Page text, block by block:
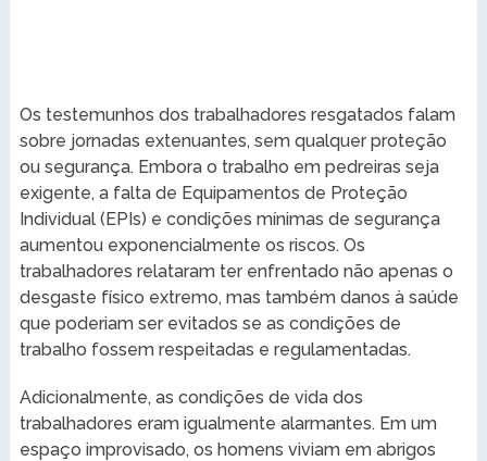
Os testemunhos dos trabalhadores resgatados falam
sobre jornadas extenuantes, sem qualquer proteção
ou segurança. Embora o trabalho em pedreiras seja
exigente, a falta de Equipamentos de Proteção
Individual (EPIs) e condições mínimas de segurança
aumentou exponencialmente os riscos. Os
trabalhadores relataram ter enfrentado não apenas o
desgaste físico extremo, mas também danos à saúde
que poderiam ser evitados se as condições de
trabalho fossem respeitadas e regulamentadas.
Adicionalmente, as condições de vida dos
trabalhadores eram igualmente alarmantes. Em um
espaço improvisado, os homens viviam em abrigos